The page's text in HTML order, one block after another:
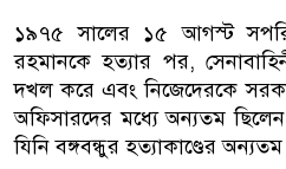
১৯৭৫ সালের ১৫ আগস্ট
রহমানকে হত্যার পর,
দখল করে এবং নিজেদেরকে
অফিসারদের মধ্যে অন্যতম
যিনি বঙ্গবন্ধুর হত্যাকাণ্ডের